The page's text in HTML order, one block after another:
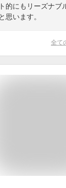
的にもリーズナブ
思います。
全て